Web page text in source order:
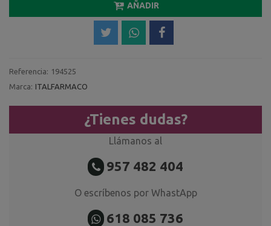
AÑADIR
Referencia: 194525
Marca: ITALFARMACO
¿Tienes dudas?
Llámanos al
957 482 404
O escríbenos por WhastApp
618 085 736